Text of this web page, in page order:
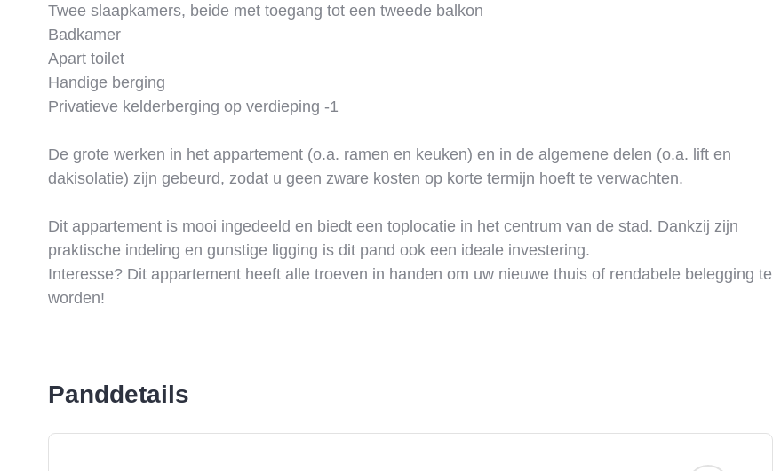
Twee slaapkamers, beide met toegang tot een tweede balkon
Badkamer
Apart toilet
Handige berging
Privatieve kelderberging op verdieping -1
De grote werken in het appartement (o.a. ramen en keuken) en in de algemene delen (o.a. lift en
dakisolatie) zijn gebeurd, zodat u geen zware kosten op korte termijn hoeft te verwachten.
Dit appartement is mooi ingedeeld en biedt een toplocatie in het centrum van de stad. Dankzij zijn
praktische indeling en gunstige ligging is dit pand ook een ideale investering.
Interesse? Dit appartement heeft alle troeven in handen om uw nieuwe thuis of rendabele belegging te
worden!
Panddetails